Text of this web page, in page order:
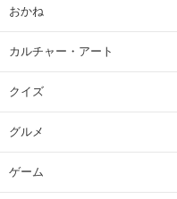
おかね
カルチャー・アート
クイズ
グルメ
ゲーム